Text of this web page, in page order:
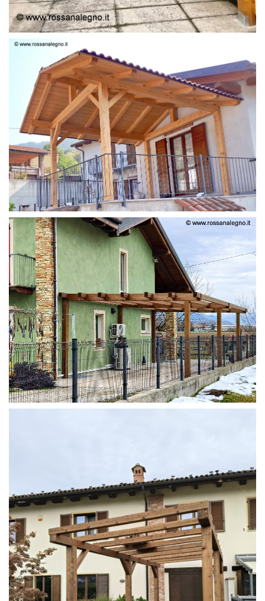
STRUTTURA LAMELLARE PRETAGLIATO
STRUTTURA ADDOSSATA IN LAMELLARE SU MISURA